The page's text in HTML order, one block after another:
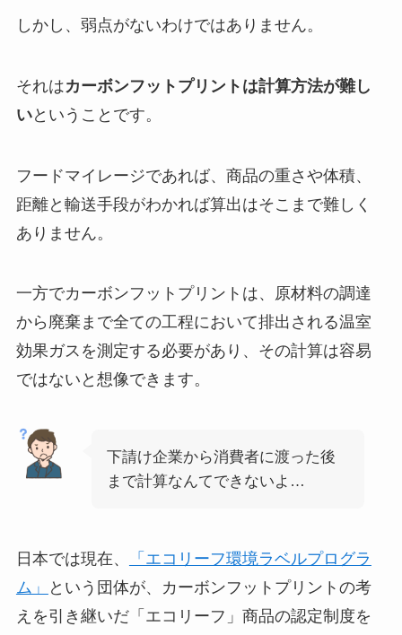
しかし、弱点がないわけではありません。
それはカーボンフットプリントは計算方法が難し
いということです。
フードマイレージであれば、商品の重さや体積、
距離と輸送手段がわかれば算出はそこまで難しく
ありません。
一方でカーボンフットプリントは、原材料の調達
から廃棄まで全ての工程において排出される温室
効果ガスを測定する必要があり、その計算は容易
ではないと想像できます。
下請け企業から消費者に渡った後
まで計算なんてできないよ…
日本では現在、
「エコリーフ環境ラベルプログラ
ム」
という団体が、カーボンフットプリントの考
えを引き継いだ「エコリーフ」商品の認定制度を